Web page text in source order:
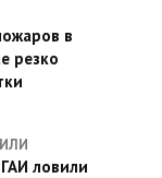
в
резко
ловили